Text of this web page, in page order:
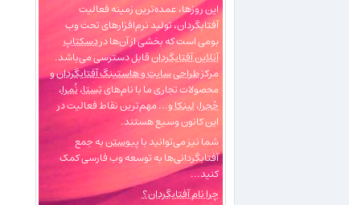
این روزها، عمده‌ترین زمینه فعالیت
آفتابگردان، تولید نرم‌افزارهای تحت وب
بومی است که بخشی از آن‌ها دردسکتاپ
آنلاین آفتابگردانقابل دسترسی می‌باشد.
مرکزطراحی سایت و هاستینگ آفتابگردانو
محصولات تجاری ما با نام‌هایتِستا،نُمرا،
حُجرا،لینکاو... مهم‌ترین نقاط فعالیت در
این کانون وسیع هستند.
شما نیز می‌توانید باپیوستنبه جمع
آفتابگردانی‌ها به توسعه وب فارسی کمک
کنید...
چرا نام آفتابگردان؟